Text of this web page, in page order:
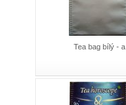
Tea bag bílý - a